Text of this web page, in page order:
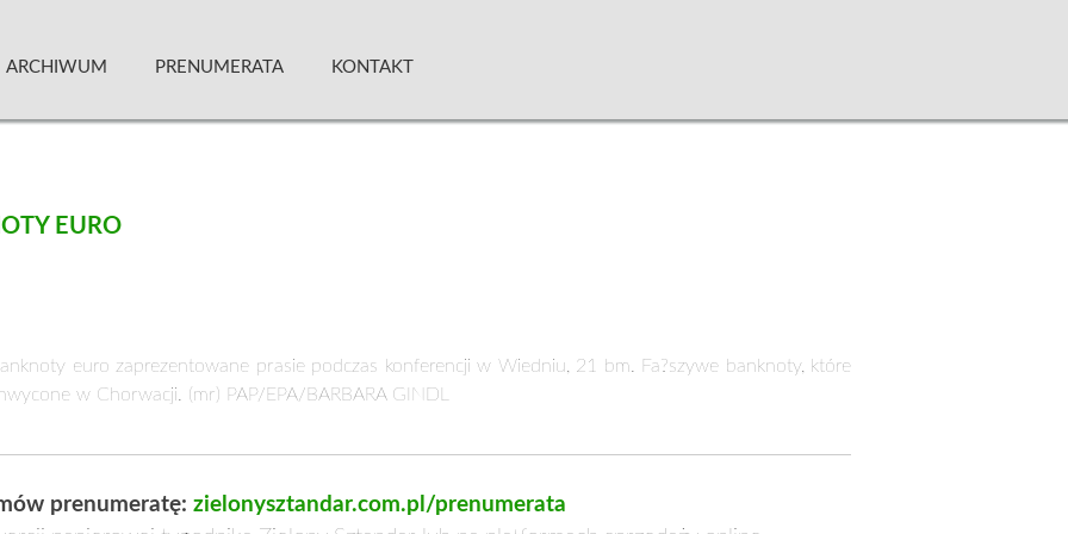
ARCHIWUM PRENUMERATA KONTAKT
EURO
euro zaprezentowane prasie podczas konferencji w Wiedniu, 21 bm. Fa?szywe banknoty, które
w Chorwacji. (mr) PAP/EPA/BARBARA GINDL
prenumeratę: zielonysztandar.com.pl/prenumerata